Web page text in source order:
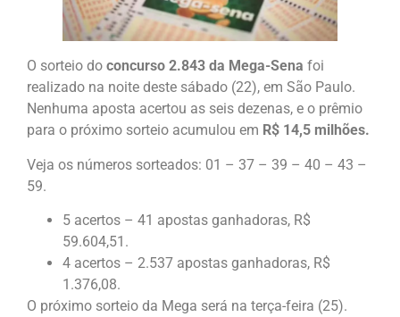
O sorteio do concurso 2.843 da Mega-Sena foi
realizado na noite deste sábado (22), em São Paulo.
Nenhuma aposta acertou as seis dezenas, e o prêmio
para o próximo sorteio acumulou em R$ 14,5 milhões.
Veja os números sorteados: 01 – 37 – 39 – 40 – 43 –
59.
5 acertos – 41 apostas ganhadoras, R$
59.604,51.
4 acertos – 2.537 apostas ganhadoras, R$
1.376,08.
O próximo sorteio da Mega será na terça-feira (25).